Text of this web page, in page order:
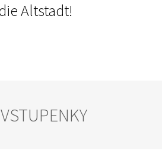
Altstadt!
VSTUPENKY